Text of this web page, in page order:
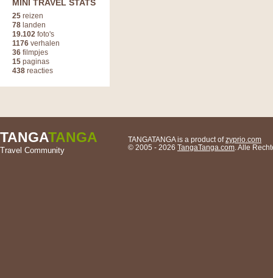
MINI TRAVEL STATS
25 reizen
78 landen
19.102 foto's
1176 verhalen
36 filmpjes
15 paginas
438 reacties
TANGATANGA
Travel Community
TANGATANGA is a product ofzyprio.com
© 2005 - 2026 TangaTanga.com . Alle